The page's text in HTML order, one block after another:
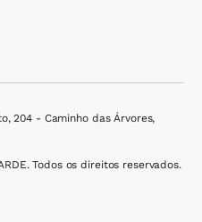
204 - Caminho das Árvores,
Todos os direitos reservados.